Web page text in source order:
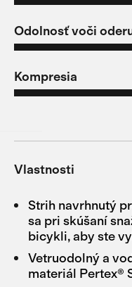
Odolnosť voči
Kompresia
Vlastnosti
Strih navrhnutý
sa pri skúšaní
bicykli, aby ste
Vetruodolný a
materiál Pertex®